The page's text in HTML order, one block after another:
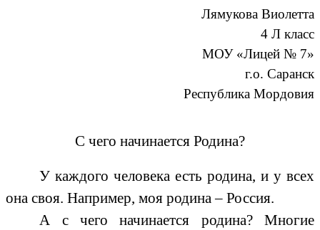
Лямукова Виолетта
4 Л класс
МОУ «Лицей № 7»
г.о. Саранск
Республика Мордовия
С чего начинается Родина?
У каждого человека есть родина, и у всех
она своя. Например, моя родина – Россия.
А с чего начинается родина? Многие